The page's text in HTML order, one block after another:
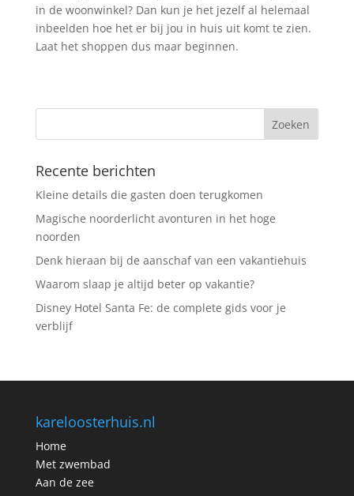
in de woonwinkel? Dan kun je het jezelf al helemaal
inbeelden hoe het er bij jou in huis uit komt te zien.
Laat het shoppen dus maar beginnen.
Recente berichten
Kleine details die gasten doen terugkomen
Magische noorderlicht avonturen in het hoge
noorden
Denk hieraan bij de aanschaf van een vakantiehuis
Waarom slaap je altijd beter op vakantie?
Disney Hotel Santa Fe: de complete gids voor je
verblijf
kareloosterhuis.nl
Home
Met zwembad
Aan de zee